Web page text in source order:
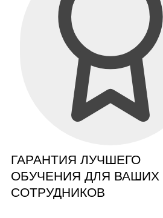
ГАРАНТИЯ ЛУЧШЕГО
ОБУЧЕНИЯ ДЛЯ ВАШИХ
СОТРУДНИКОВ